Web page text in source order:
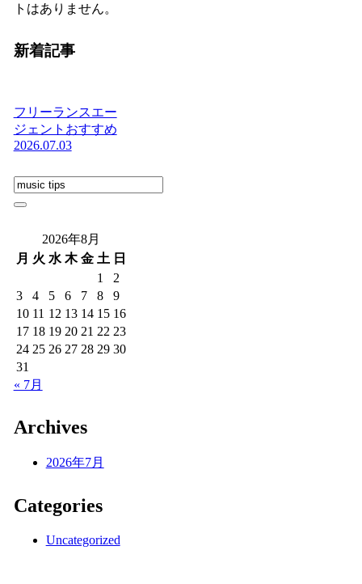
トはありません。
新着記事
フリーランスエー
ジェントおすすめ
2026.07.03
2026年8月
月 火 水 木 金 土 日
1
2
3
4 5 6 7 8
9
10 11 12 13 14 15 16
17 18 19 20 21 22 23
24 25 26 27 28 29 30
31
« 7月
Archives
2026年7月
Categories
Uncategorized